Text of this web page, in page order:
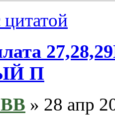
П
ВВ » 28 апр